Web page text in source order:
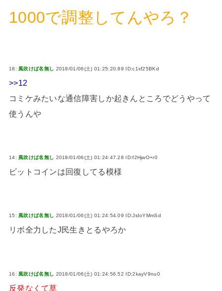
1000で調整してんやろ？
18: 風吹けば名無し 2018/01/06(土) 01:25:20.89 ID:c1xf25BKd
>>12
コミケみたいな通信障害しか起きんところでどうやって
使うんや
14: 風吹けば名無し 2018/01/06(土) 01:24:47.28 ID:f2HjwO+r0
ビットコインは回復してる模様
15:風吹けば名無し 2018/01/06(土) 01:24:54.09 ID:JsIoYMmSd
リボ全力したJ民生きとるやろか
16: 風吹けば名無し 2018/01/06(土) 01:24:56.52 ID:2kayV9nu0
反発なくて草